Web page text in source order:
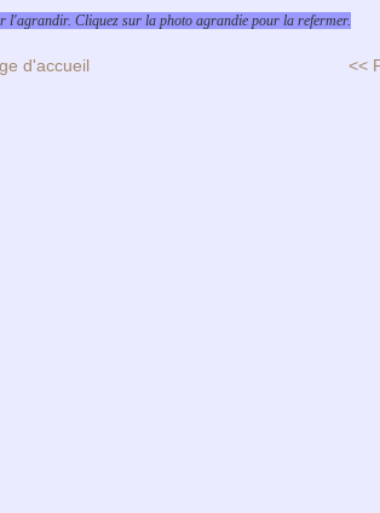
l'agrandir. Cliquez sur la photo agrandie pour la refermer.
d'accueil <<